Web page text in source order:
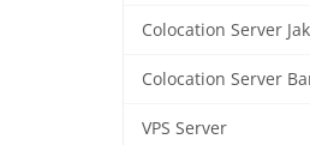
Colocation Server
Colocation Server
VPS Server